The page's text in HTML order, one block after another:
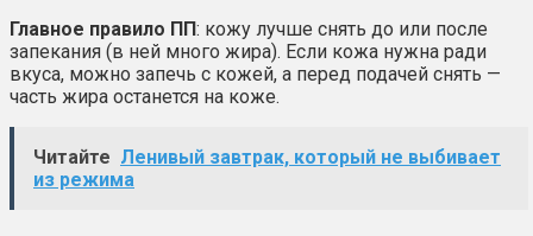
Главное правило ПП: кожу лучше снять до или после
запекания (в ней много жира). Если кожа нужна ради
вкуса, можно запечь с кожей, а перед подачей снять —
часть жира останется на коже.
Читайте Ленивый завтрак, который не выбивает
из режима